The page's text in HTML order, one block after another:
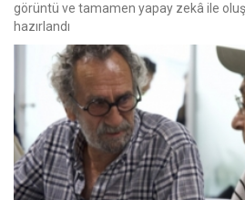
görüntü ve tamamen yapay zekâ ile
hazırlandı